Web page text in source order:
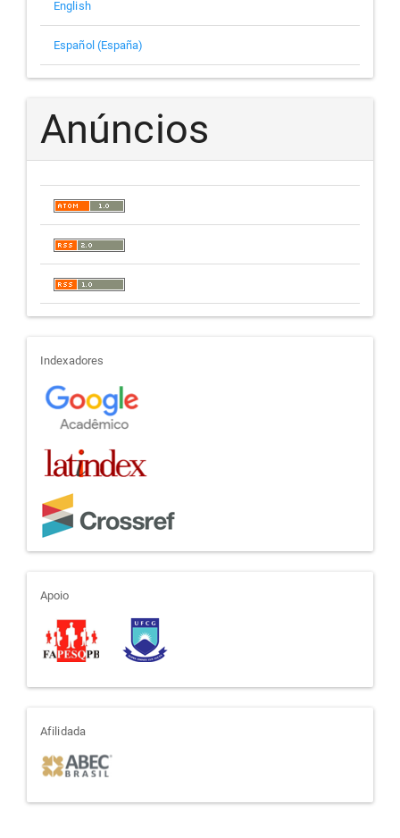
English
Español (España)
Anúncios
indexadores
Indexadores
apoio
Apoio
afiliada
Afilidada